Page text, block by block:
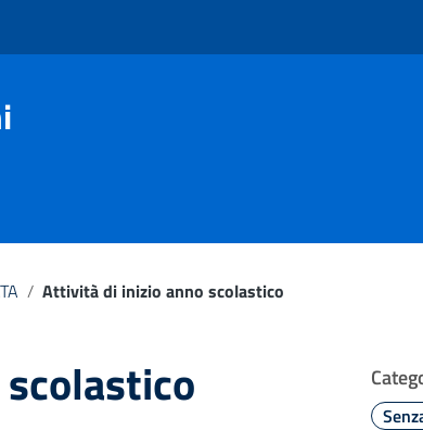
/ Attività di inizio anno scolastico